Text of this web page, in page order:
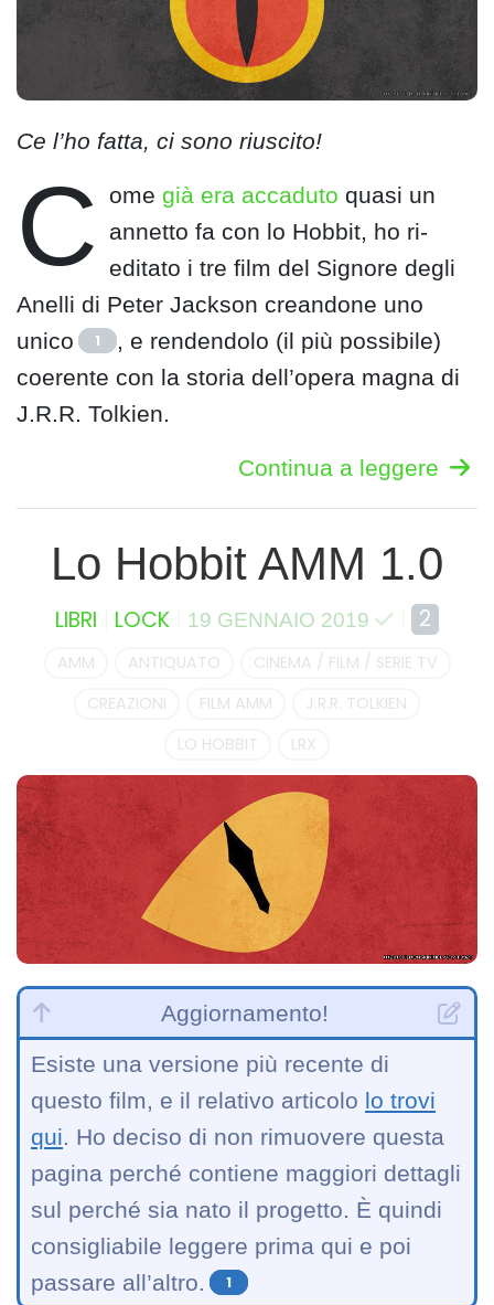
Ce l’ho fatta, ci sono riuscito!
C omegià era accaduto quasi un
annetto fa con lo Hobbit, ho ri-
editato i tre film del Signore degli
Anelli di Peter Jackson creandone uno
unico
1
, e rendendolo (il più possibile)
coerente con la storia dell’opera magna di
J.R.R. Tolkien.
Continua a leggere
Lo Hobbit AMM 1.0
LIBRI LOCK 19 GENNAIO 2019 2
AMM ANTIQUATO
CINEMA / FILM / SERIE TV
CREAZIONI
FILM AMM
J.R.R. TOLKIEN
LO HOBBIT
LRX
Aggiornamento!
Esiste una versione più recente di
questo film, e il relativo articolo lo trovi
qui. Ho deciso di non rimuovere questa
pagina perché contiene maggiori dettagli
sul perché sia nato il progetto. È quindi
consigliabile leggere prima qui e poi
passare all’altro.
1